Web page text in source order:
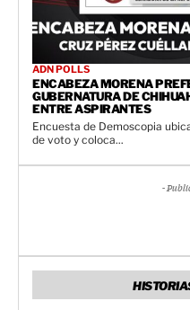
ADN POLLS
ENCABEZA MORENA
GUBERNATURA DE
ENTRE ASPIRANTES
Encuesta de Demoscopia
de voto y coloca...
-